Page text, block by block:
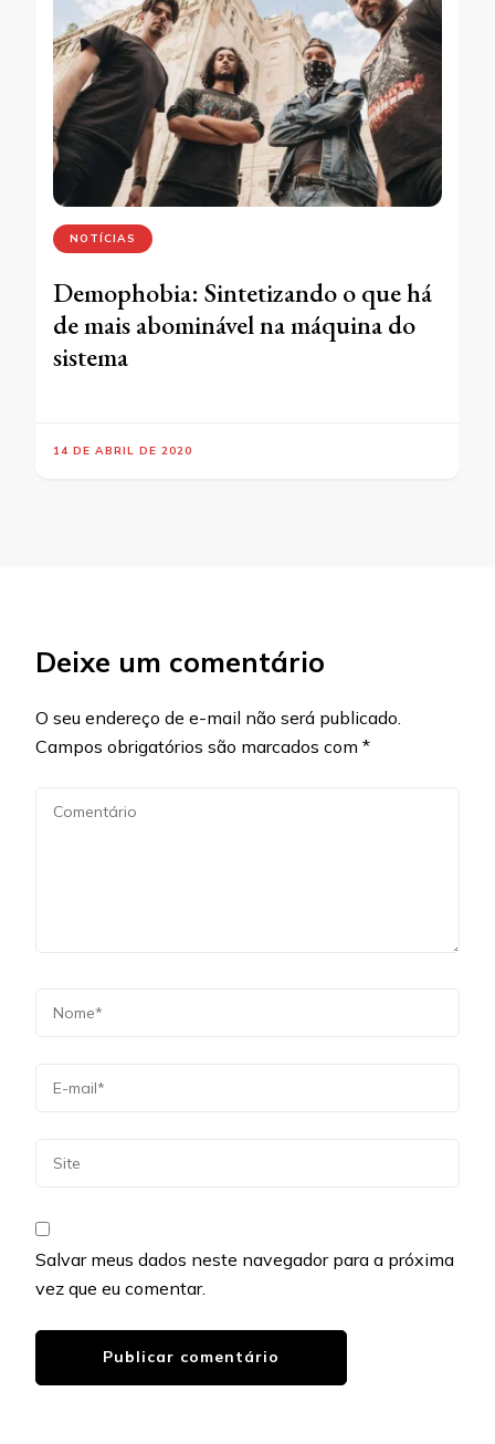
NOTÍCIAS
Demophobia: Sintetizando o que há
de mais abominável na máquina do
sistema
14 DE ABRIL DE 2020
Deixe um comentário
O seu endereço de e-mail não será publicado.
Campos obrigatórios são marcados com *
Salvar meus dados neste navegador para a próxima
vez que eu comentar.